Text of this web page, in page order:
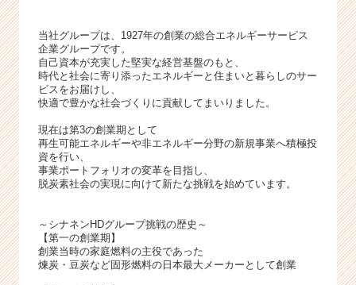
業
ら
ス
カ
ト
が
届
く
サ
イ
ト
当社グループは、1927年の創業の総合エネルギーサービス
企業グループです。
自己資本が充実した堅実な経営基盤のもと、
時代と社会に寄り添ったエネルギーと住まいと暮らしのサー
ビスをお届けし、
快適で豊かな社会づくりに貢献してまいりました。
現在は第3の創業期として
再生可能エネルギーや非エネルギー分野の新規事業へ積極投
資を行い、
事業ポートフォリオの変革を目指し、
脱炭素社会の実現に向けて新たな挑戦を始めています。
～シナネンHDグループ挑戦の歴史～
【第一の創業期】
創業当時の家庭燃料の主役であった
煉炭・豆炭など固形燃料の日本最大メーカーとして創業